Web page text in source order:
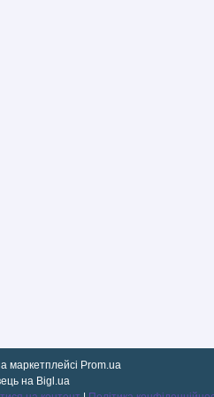
маркетплейсі Prom.ua
на Bigl.ua